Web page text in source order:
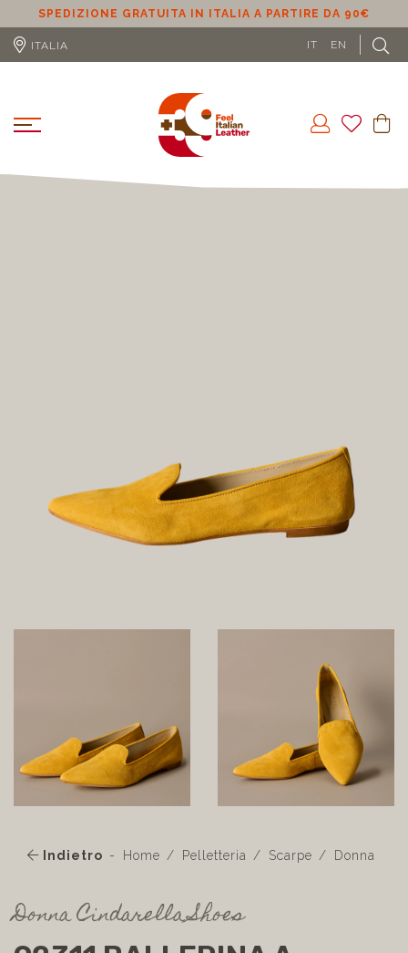
GRATUITA IN ITALIA A PARTIRE DA 90€
ITALIA IT EN
Indietro Home Pelletteria Scarpe Donna
Donna Cindarella Shoes